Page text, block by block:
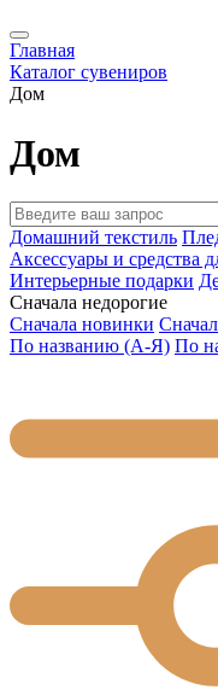
Главная
Каталог сувениров
Дом
Дом
Домашний текстиль
Аксессуары и средства
Интерьерные подарки
Сначала недорогие
Сначала новинки
По названию (А-Я) По